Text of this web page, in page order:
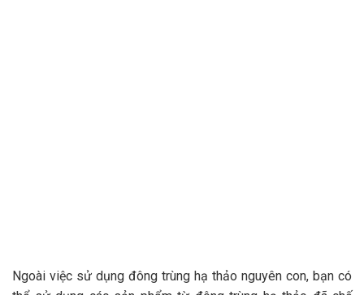
Ngoài việc sử dụng đông trùng hạ thảo nguyên con, bạn có